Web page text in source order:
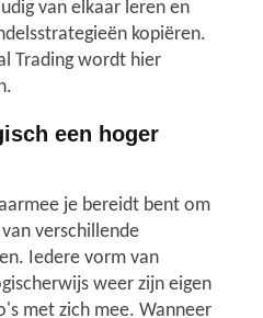
van elkaar leren en
kopiëren.
Trading wordt hier
een hoger
je bereidt bent om
verschillende
Iedere vorm van
weer zijn eigen
met zich mee. Wanneer